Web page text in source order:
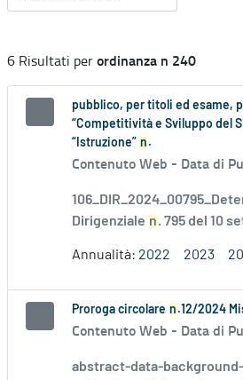
6 Risultati perordinanza n 240
pubblico, per titoli ed esame,
“Competitività e Sviluppo del
“Istruzione” n .
Contenuto Web - Data di
Dirigenziale n. 795 del 10
Annualità: 2022 2023
Proroga circolare n .12/2024
Contenuto Web - Data di
abstract-data-